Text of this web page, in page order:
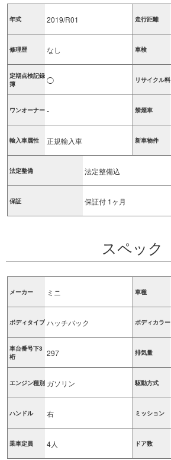
年式 2019/R01 走行距離
修理歴 なし 車検
定期点検記録
簿
◯ リサイクル料
ワンオーナー - 禁煙車
輸入車属性 正規輸入車 新車物件
法定整備 法定整備込
保証 保証付 1ヶ月
スペック
メーカー ミニ 車種
ボディタイプ ハッチバック ボディカラー
車台番号下3
桁
297 排気量
エンジン種別 ガソリン 駆動方式
ハンドル 右 ミッション
乗車定員 4人 ドア数